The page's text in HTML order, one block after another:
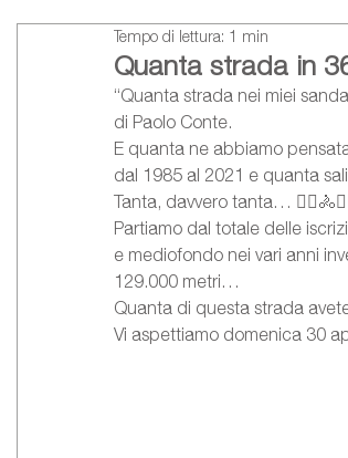
Quanta strada in
Tempo di lettura: 1 min
“Quanta strada nei miei
di Paolo Conte.
E quanta ne abbiamo
dal 1985 al 2021 e quanta
Tanta, davvero tanta…
Partiamo dal totale delle
e mediofondo nei vari anni
129.000 metri…
Quanta di questa strada
Vi aspettiamo domenica 30